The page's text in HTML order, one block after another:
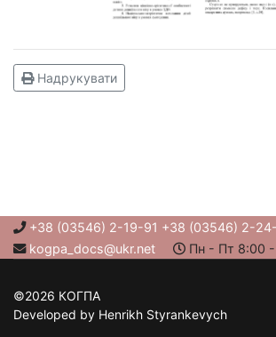
Надрукувати
+38 (03546) 2-19-91 +38 (03546) 2-
kogpa_docs@ukr.net
Пн - Пт 8:00 -
©2026 КОГПА
Developed by Henrikh Styrankevych